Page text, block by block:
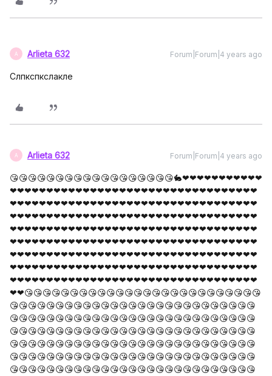
A Arlieta 632 Forum|Forum|4 years ago
Слпкспкслакле
A Arlieta 632 Forum|Forum|4 years ago
😘😘😘😘😘😘😘😘😘😘😘😘😘😘😘😘😘😘🐇❤❤❤❤❤❤❤❤❤❤❤
❤❤❤❤❤❤❤❤❤❤❤❤❤❤❤❤❤❤❤❤❤❤❤❤❤❤❤❤❤❤❤❤❤❤
❤❤❤❤❤❤❤❤❤❤❤❤❤❤❤❤❤❤❤❤❤❤❤❤❤❤❤❤❤❤❤❤❤❤
❤❤❤❤❤❤❤❤❤❤❤❤❤❤❤❤❤❤❤❤❤❤❤❤❤❤❤❤❤❤❤❤❤❤
❤❤❤❤❤❤❤❤❤❤❤❤❤❤❤❤❤❤❤❤❤❤❤❤❤❤❤❤❤❤❤❤❤❤
❤❤❤❤❤❤❤❤❤❤❤❤❤❤❤❤❤❤❤❤❤❤❤❤❤❤❤❤❤❤❤❤❤❤
❤❤❤❤❤❤❤❤❤❤❤❤❤❤❤❤❤❤❤❤❤❤❤❤❤❤❤❤❤❤❤❤❤❤
❤❤❤❤❤❤❤❤❤❤❤❤❤❤❤❤❤❤❤❤❤❤❤❤❤❤❤❤❤❤❤❤❤❤
❤❤❤❤❤❤❤❤❤❤❤❤❤❤❤❤❤❤❤❤❤❤❤❤❤❤❤❤❤❤❤❤❤❤
❤❤😘😘😘😘😘😘😘😘😘😘😘😘😘😘😘😘😘😘😘😘😘😘😘😘😘😘
😘😘😘😘😘😘😘😘😘😘😘😘😘😘😘😘😘😘😘😘😘😘😘😘😘😘😘
😘😘😘😘😘😘😘😘😘😘😘😘😘😘😘😘😘😘😘😘😘😘😘😘😘😘😘
😘😘😘😘😘😘😘😘😘😘😘😘😘😘😘😘😘😘😘😘😘😘😘😘😘😘😘
😘😘😘😘😘😘😘😘😘😘😘😘😘😘😘😘😘😘😘😘😘😘😘😘😘😘😘
😘😘😘😘😘😘😘😘😘😘😘😘😘😘😘😘😘😘😘😘😘😘😘😘😘😘😘
😘😘😘😘😘😘😘😘😘😘😘😘😘😘😘😘😘😘😘😘😘😘😘😘😘😘😘